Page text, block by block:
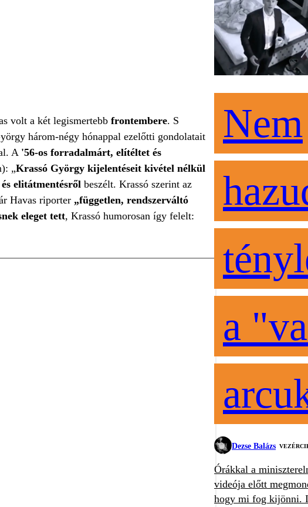
volt a két legismertebb frontembere. S
három-négy hónappal ezelőtti gondolatait
A '56-os forradalmárt, elítéltet és
„Krassó György kijelentéseit kivétel nélkül
elitátmentésről beszélt. Krassó szerint az
Havas riporter „független, rendszerváltó
eleget tett, Krassó humorosan így felelt:
Nem
a
Dezse Balázs
Órákkal a
videója előtt
hogy mi fog kijönni.